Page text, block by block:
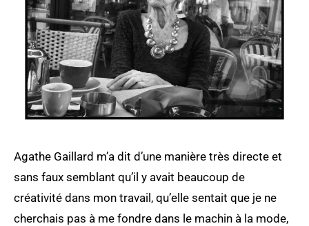
Agathe Gaillard m’a dit d’une manière très directe et
sans faux semblant qu’il y avait beaucoup de
créativité dans mon travail, qu’elle sentait que je ne
cherchais pas à me fondre dans le machin à la mode,